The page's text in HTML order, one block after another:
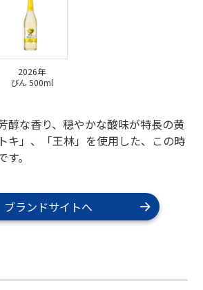
醇な香り、穏やかな酸味が特長の黄
キ」、「王林」を使用した、この時
。
ブランドサイトへ
2026年
びん 500ml